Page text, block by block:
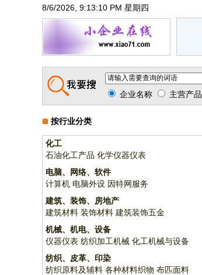
8/6/2026, 9:13:10 PM 星期四
企业名称 主营产品
按行业分类
化工
石油化工产品 化学仪器仪表
电脑、网络、软件
计算机 电脑外设 因特网服务
建筑、装饰、房地产
建筑材料 装饰材料 建筑装饰五金
机械、机电、设备
仪器仪表 纺织加工机械 化工机械与设备
纺织、皮革、印染
纺织原料及辅料 各种材料织物 布匹面料